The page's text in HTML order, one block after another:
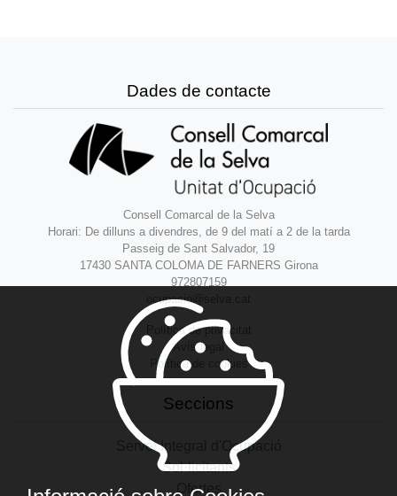
Dades de contacte
Consell Comarcal de la Selva
Horari: De dilluns a divendres, de 9 del matí a 2 de la tarda
Passeig de Sant Salvador, 19
17430 SANTA COLOMA DE FARNERS Girona
972807159
ocupacio@selva.cat
Política de privacitat
Avís legal
Política de cookies
Seccions
Servei Integral d'Ocupació
Sol·licitants
Ofertes